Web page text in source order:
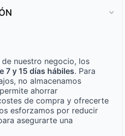
nuestro negocio, los
7 y 15 días hábiles. Para
no almacenamos
ahorrar
de compra y ofrecerte
esforzamos por reducir
asegurarte una